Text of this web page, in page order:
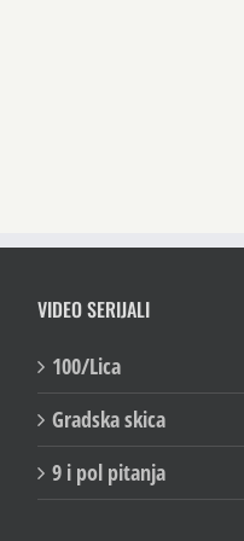
VIDEO SERIJALI
100/Lica
Gradska skica
9 i pol pitanja